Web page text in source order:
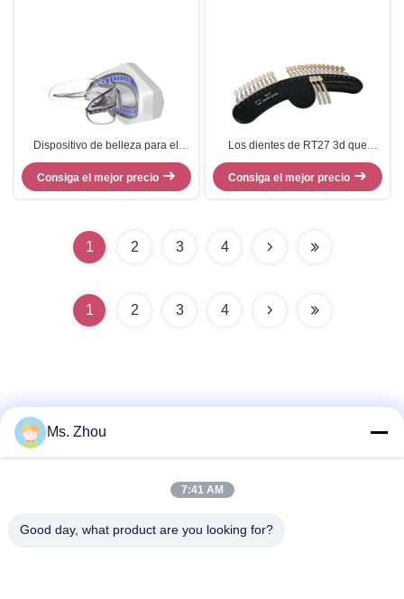
Dispositivo de belleza para el
hogar con soporte de
personalización para
blanqueamiento de dientes y
Consiga el mejor precio
Los dientes de RT27 3d que
blanquean la sombra del
blanqueo dirigen la certificación
del CE de 27 colores
Consiga el mejor precio
1 2 3 4
1 2 3 4
Camino de No.58 Dazhuang, calle de TianGongYuan,
Ms. Zhou
7:41 AM
Good day, what product are you looking for?